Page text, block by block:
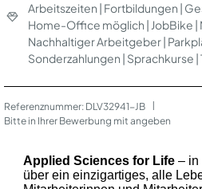
Arbeitszeiten | Fortbildungen |
Home-Office möglich | JobBike |
Nachhaltiger Arbeitgeber |
Sonderzahlungen | Sprachkurse
Referenznummer: DLV32941-JB
Bitte in Ihrer Bewerbung mit angeben